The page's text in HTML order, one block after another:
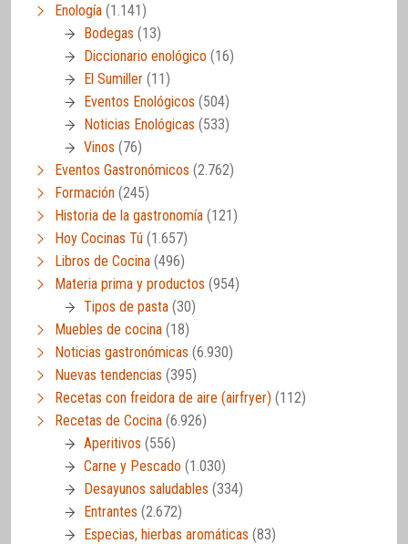
Enología (1.141)
Bodegas (13)
Diccionario enológico (16)
El Sumiller (11)
Eventos Enológicos (504)
Noticias Enológicas (533)
Vinos (76)
Eventos Gastronómicos (2.762)
Formación (245)
Historia de la gastronomía (121)
Hoy Cocinas Tú (1.657)
Libros de Cocina (496)
Materia prima y productos (954)
Tipos de pasta (30)
Muebles de cocina (18)
Noticias gastronómicas (6.930)
Nuevas tendencias (395)
Recetas con freidora de aire (airfryer) (112)
Recetas de Cocina (6.926)
Aperitivos (556)
Carne y Pescado (1.030)
Desayunos saludables (334)
Entrantes (2.672)
Especias, hierbas aromáticas (83)